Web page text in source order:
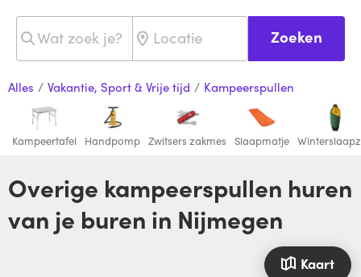
Zoeken
Alles / Vakantie, Sport & Vrije tijd / Kampeerspullen
Kampeertafel Handpomp Zwitsers zakmes Slaapmatje
Overige kampeerspullen huren
van je buren in Nijmegen
Kaart